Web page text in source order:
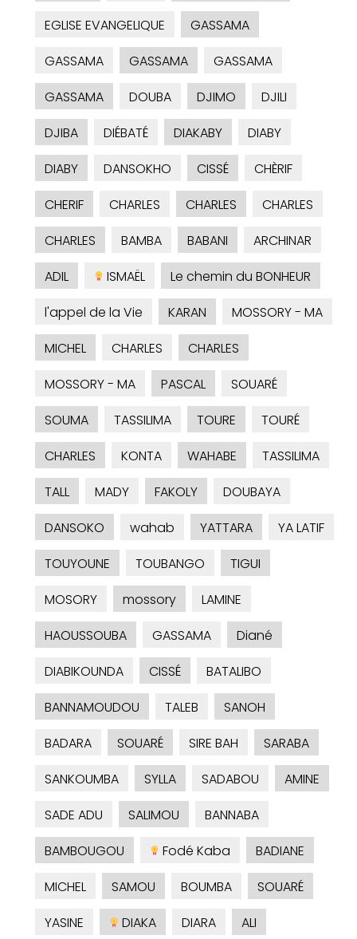
EGLISE EVANGELIQUE
GASSAMA
GASSAMA
GASSAMA
GASSAMA
GASSAMA
DOUBA DJIMO
DJILI
DJIBA
DIÉBATÉ DIAKABY
DIABY
DIABY
DANSOKHO CISSÉ
CHÈRIF
CHERIF
CHARLES CHARLES
CHARLES
CHARLES
BAMBA BABANI
ARCHINAR
ADIL
ISMAËL
Le chemin du BONHEUR
l'appel de la Vie
KARAN
MOSSORY - MA
MICHEL
CHARLES
CHARLES
MOSSORY - MA
PASCAL
SOUARÉ
SOUMA
TASSILIMA TOURE
TOURÉ
CHARLES
KONTA WAHABE
TASSILIMA
TALL
MADY FAKOLY
DOUBAYA
DANSOKO
wahab YATTARA
YA LATIF
TOUYOUNE
TOUBANGO
TIGUI
MOSORY
mossory
LAMINE
HAOUSSOUBA
GASSAMA
Diané
DIABIKOUNDA
CISSÉ
BATALIBO
BANNAMOUDOU
TALEB
SANOH
BADARA
SOUARÉ SIRE BAH
SARABA
SANKOUMBA
SYLLA SADABOU
AMINE
SADE ADU
SALIMOU
BANNABA
BAMBOUGOU
Fodé Kaba
BADIANE
MICHEL
SAMOU BOUMBA
SOUARÉ
YASINE
DIAKA DIARA
ALI